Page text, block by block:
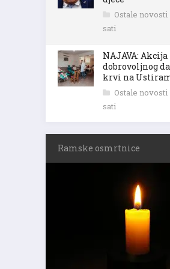
Ostale novosti
sati
NAJAVA: Akcija
dobrovoljnog
krvi na
Ostale novosti
sati
Ramske osmrtnice